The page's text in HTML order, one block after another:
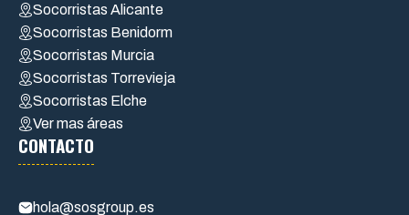
Socorristas Alicante
Socorristas Benidorm
Socorristas Murcia
Socorristas Torrevieja
Socorristas Elche
Ver mas áreas
CONTACTO
hola@sosgroup.es